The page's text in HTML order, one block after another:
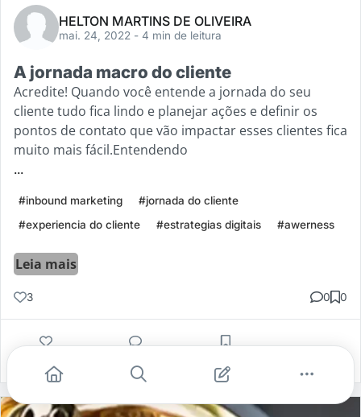
HELTON MARTINS DE OLIVEIRA
mai. 24, 2022 - 4 min de leitura
A jornada macro do cliente
Acredite! Quando você entende a jornada do seu
cliente tudo fica lindo e planejar ações e definir os
pontos de contato que vão impactar esses clientes fica
muito mais fácil.Entendendo
...
#inbound marketing
#jornada do cliente
#experiencia do cliente
#estrategias digitais #awerness
Leia mais
3 0 0